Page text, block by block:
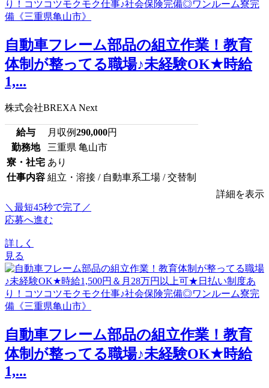
自動車フレーム部品の組立作業！教育
体制が整ってる職場♪未経験OK★時給
1,...
株式会社BREXA Next
給与 月収例290,000円
勤務地
三重県 亀山市
寮・社宅 あり
仕事内容 組立・溶接 / 自動車系工場 / 交替制
詳細を表示
＼最短45秒で完了／
応募へ進む
詳しく
見る
自動車フレーム部品の組立作業！教育
体制が整ってる職場♪未経験OK★時給
1,...